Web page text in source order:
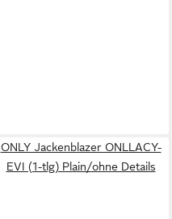
ONLY Jackenblazer ONLLACY-
EVI (1-tlg) Plain/ohne Details